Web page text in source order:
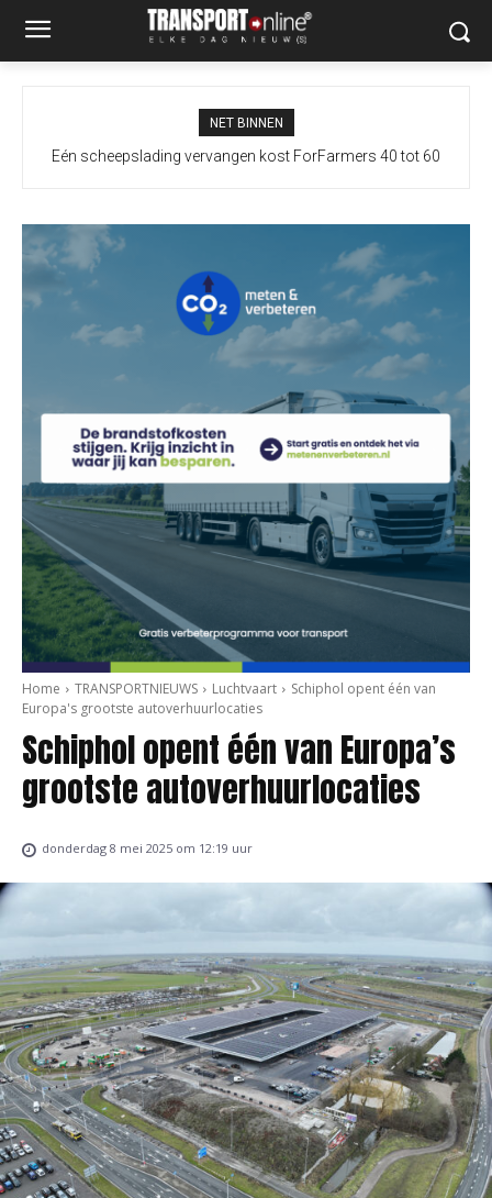
NET BINNEN
Eén scheepslading vervangen kost ForFarmers 40 tot 60
Home TRANSPORTNIEUWS Luchtvaart
Schiphol opent één van
Europa's grootste autoverhuurlocaties
Schiphol opent één van Europa’s
grootste autoverhuurlocaties
donderdag 8 mei 2025 om 12:19 uur